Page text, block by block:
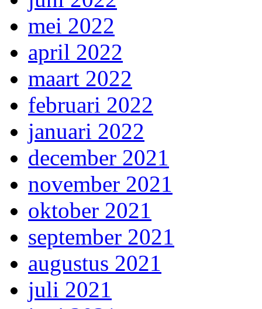
mei 2022
april 2022
maart 2022
februari 2022
januari 2022
december 2021
november 2021
oktober 2021
september 2021
augustus 2021
juli 2021